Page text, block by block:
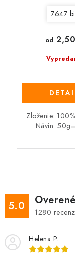
7647
od
Zloženie:
Návin:
5.0 1280
Helena P.